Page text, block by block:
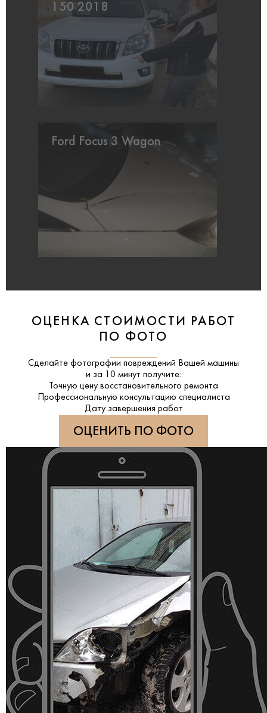
150 2018
Ford Focus 3 Wagon
ОЦЕНКА СТОИМОСТИ РАБОТ
ПО ФОТО
Сделайте фотографии повреждений Вашей машины
и за 10 минут получите:
Точную цену восстановительного ремонта
Профессиональную консультацию специалиста
Дату завершения работ
ОЦЕНИТЬ ПО ФОТО